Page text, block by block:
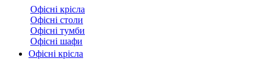
Офісні крісла
Офісні столи
Офісні тумби
Офісні шафи
Офісні крісла